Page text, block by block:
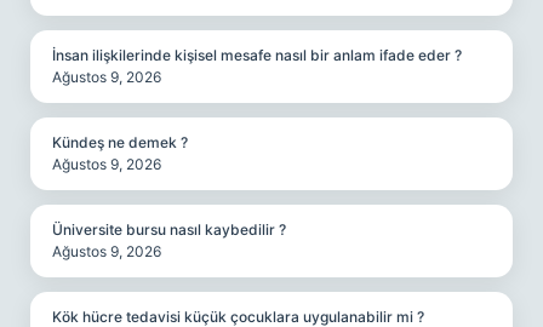
İnsan ilişkilerinde kişisel mesafe nasıl bir anlam ifade eder ?
Ağustos 9, 2026
Kündeş ne demek ?
Ağustos 9, 2026
Üniversite bursu nasıl kaybedilir ?
Ağustos 9, 2026
Kök hücre tedavisi küçük çocuklara uygulanabilir mi ?